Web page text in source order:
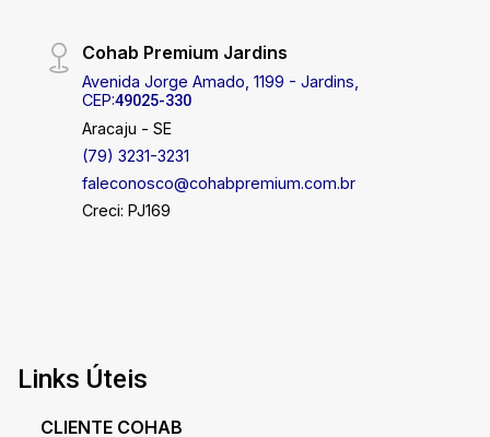
Cohab Premium Jardins
Avenida Jorge Amado, 1199 - Jardins,
CEP:49025-330
Aracaju - SE
(79) 3231-3231
faleconosco@cohabpremium.com.br
Creci: PJ169
Links Úteis
CLIENTE COHAB